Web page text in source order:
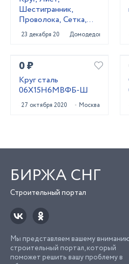
Шестигранник,
Проволока, Сетка,
Квадрат 20Х13,
40Х13, 20Х23Н18,
14Х17Н2, 12
23 декабря 2020 Домодедово
0 ₽
Круг сталь
06Х15Н6МВФБ-Ш
27 октября 2020 Москва
БИРЖА СНГ
Строительный портал
Мы представляем вашему
строительный портал, который
поможет решить вашу проблему в